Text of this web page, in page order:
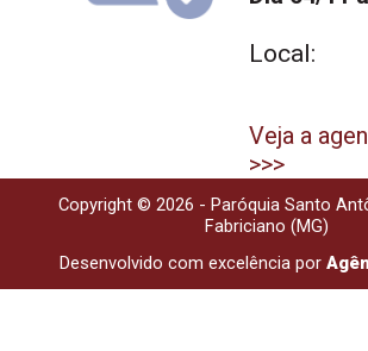
Local:
Veja a
>>>
Copyright © 2026 - Paróquia Santo
Fabriciano (MG)
Desenvolvido com excelência por